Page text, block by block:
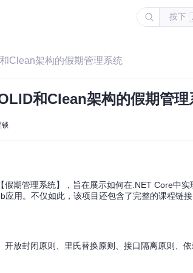
按下
Clean架构的假期管理系统
和Clean架构的假期管理
锬
假期管理系统】，旨在展示如何在.NET Core中
应用。不仅如此，该项目还包含了完整的课程链
开放封闭原则、里氏替换原则、接口隔离原则、